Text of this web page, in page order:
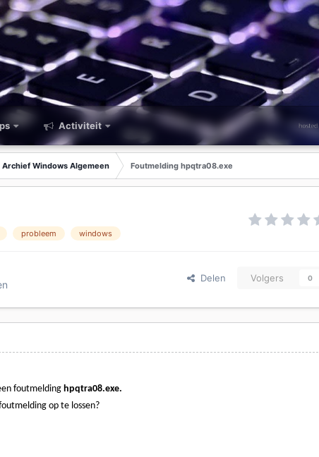
Activiteit
Archief Windows Algemeen Foutmelding hpqtra08.exe
probleem windows
Delen Volgers 0
foutmeldinghpqtra08.exe.
op te lossen?